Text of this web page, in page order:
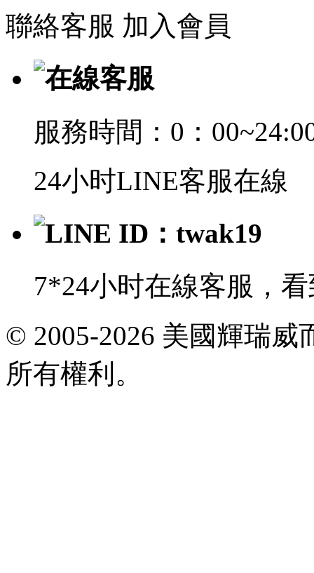
聯絡客服 加入會員
在線客服
服務時間：0：
24小时LINE客服在線
LINE ID：twak19
7*24小时在線客服，
mail:
viagrataiwan@gmail.com
共
執
© 2005-2026 美國輝瑞
所有權利。